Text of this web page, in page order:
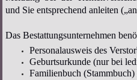
und Sie entsprechend anleiten
Das Bestattungsunternehmen
Personalausweis des
Geburtsurkunde (nur bei
Familienbuch